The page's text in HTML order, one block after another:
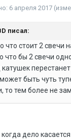
6 апреля 2017
писал:
что стоит 2
что бы 2 свечи
быть чуть
то тем более не
когда дело